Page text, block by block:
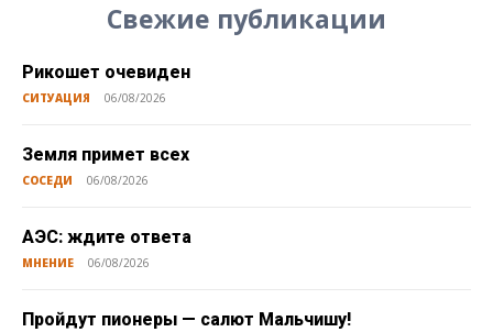
Свежие публикации
Рикошет очевиден
СИТУАЦИЯ 06/08/2026
Земля примет всех
СОСЕДИ 06/08/2026
АЭС: ждите ответа
МНЕНИЕ 06/08/2026
Пройдут пионеры — салют Мальчишу!